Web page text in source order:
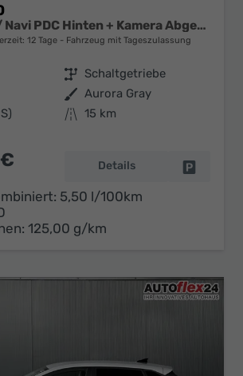
Pure 1.2 MPI / Navi PDC Hinten + Kamera Abgedunkelte Scheiben Tempomat Alu 16"
12 Tage Fahrzeug mit Tageszulassung
Getriebe Schaltgetriebe
Außenfarbe Aurora Gray
Kilometerstand 15 km
Details
5,50 l/100km
125,00 g/km